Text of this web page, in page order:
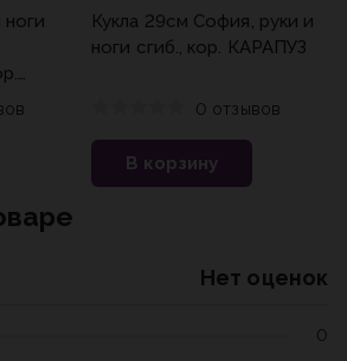
ноги
Кукла 29см София, руки и
ноги сгиб., кор. КАРАПУЗ
0 отзывов
В корзину
Нет оценок
0